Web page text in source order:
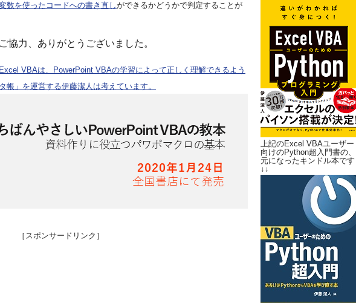
数を使ったコードへの書き直しができるかどうかで判定することが
協力、ありがとうございました。
VBAは、PowerPoint VBAの学習によって正しく理解できるよう
帳」を運営する伊藤潔人は考えています。
［スポンサードリンク］
上記のExcel VBAユーザー
向けのPython超入門書の、
元になったキンドル本です
↓↓